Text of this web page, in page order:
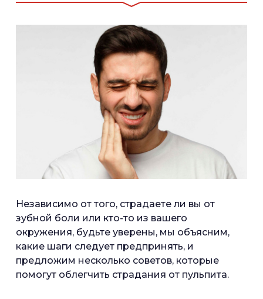
Независимо от того, страдаете ли вы от
зубной боли или кто-то из вашего
окружения, будьте уверены, мы объясним,
какие шаги следует предпринять, и
предложим несколько советов, которые
помогут облегчить страдания от пульпита.